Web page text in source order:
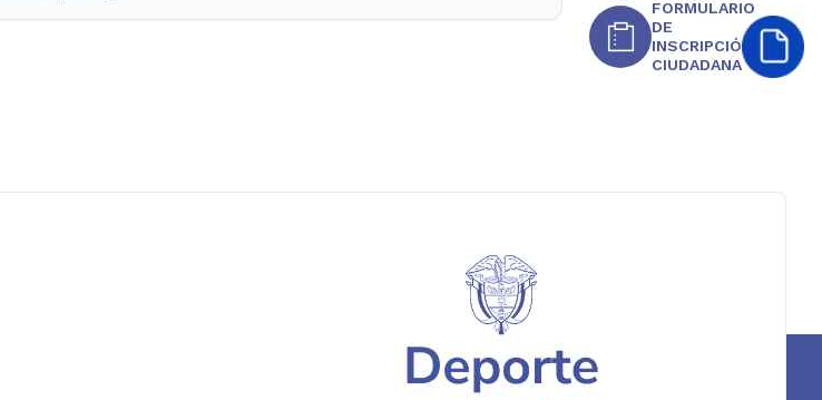
FORMULARIO
DE
INSCRIPCIÓN
CIUDADANA